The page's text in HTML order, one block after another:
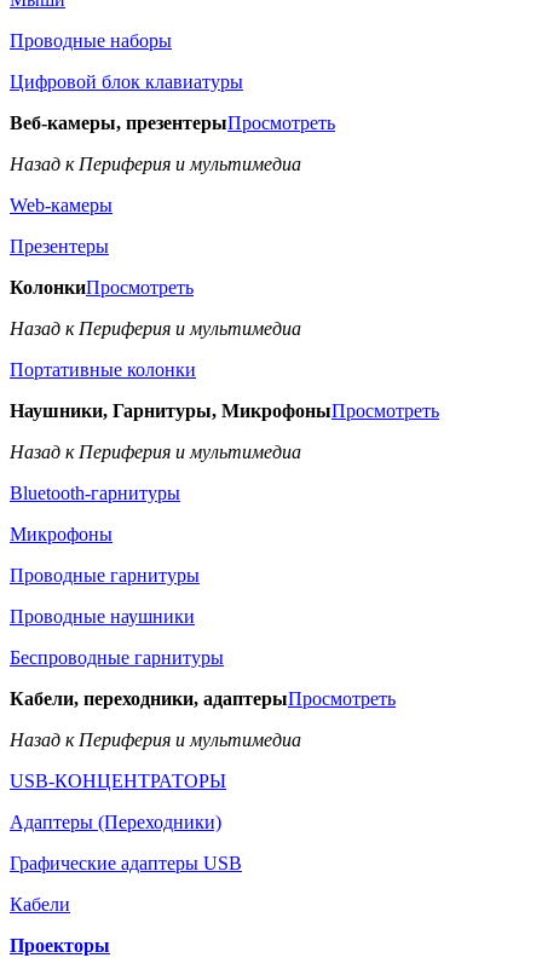
Проводные наборы
Цифровой блок клавиатуры
Веб-камеры, презентерыПросмотреть
Назад к Периферия и мультимедиа
Web-камеры
Презентеры
КолонкиПросмотреть
Назад к Периферия и мультимедиа
Портативные колонки
Наушники, Гарнитуры, МикрофоныПросмотреть
Назад к Периферия и мультимедиа
Bluetooth-гарнитуры
Микрофоны
Проводные гарнитуры
Проводные наушники
Беспроводные гарнитуры
Кабели, переходники, адаптерыПросмотреть
Назад к Периферия и мультимедиа
USB-КОНЦЕНТРАТОРЫ
Адаптеры (Переходники)
Графические адаптеры USB
Кабели
Проекторы